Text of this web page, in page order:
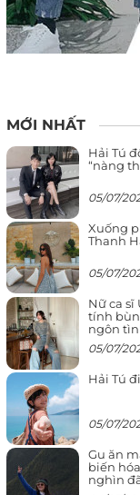
MỚI NHẤT
Hải Tú
“nàng
05/07/
Xuống
Thanh
05/07/
Nữ ca sĩ
tính
ngôn
05/07/
Hải Tú
05/07/
Gu ăn
biến
nghìn